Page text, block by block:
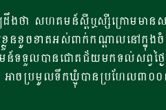
ា សហគមន៍ស្តីឬស្សីក្រោមមានសម
ស់ខ្លួនខូចខាតអស់ពាក់កណ្តាលនៅ
ន៍ទទួលបានជោគជ័យមកទល់សព្វថ្ងៃ
ាចប្រមូលទឹកឃ្មុំបានប្រហែល៣០